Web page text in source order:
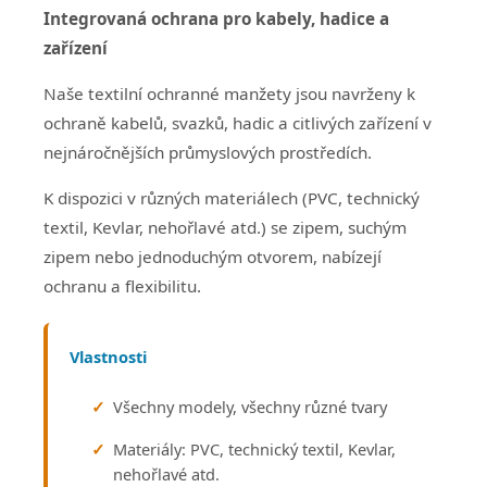
Integrovaná ochrana pro kabely, hadice a
zařízení
Naše textilní ochranné manžety jsou navrženy k
ochraně kabelů, svazků, hadic a citlivých zařízení v
nejnáročnějších průmyslových prostředích.
K dispozici v různých materiálech (PVC, technický
textil, Kevlar, nehořlavé atd.) se zipem, suchým
zipem nebo jednoduchým otvorem, nabízejí
ochranu a flexibilitu.
Vlastnosti
Všechny modely, všechny různé tvary
Materiály: PVC, technický textil, Kevlar,
nehořlavé atd.